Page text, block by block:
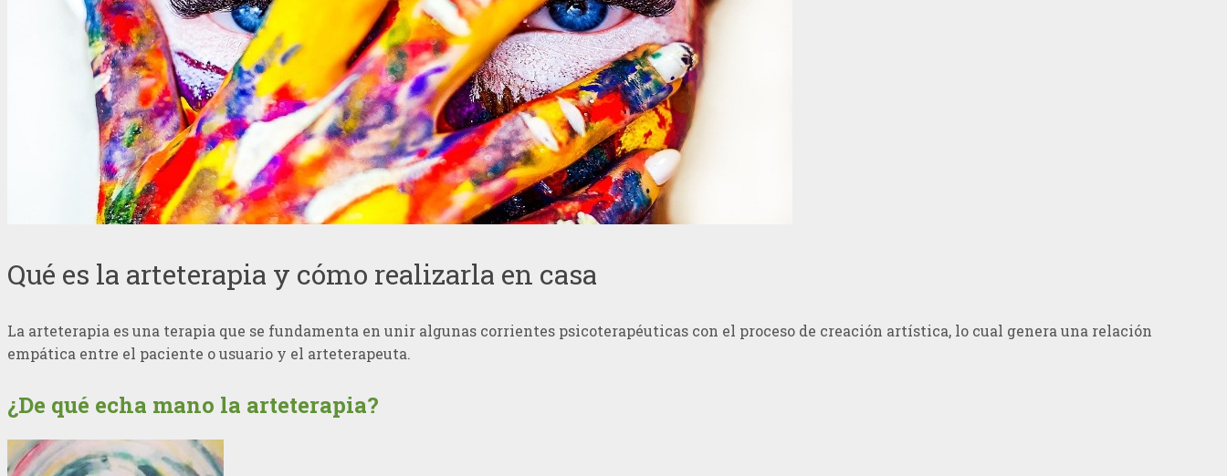
Qué es la arteterapia y cómo realizarla en casa
La arteterapia es una terapia que se fundamenta en unir algunas corrientes psicoterapéuticas con el proceso de creación artística, lo cual genera una relación
empática entre el paciente o usuario y el arteterapeuta.
¿De qué echa mano la arteterapia?